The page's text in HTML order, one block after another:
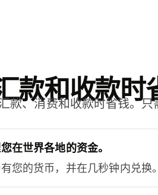
款和收款时
款、消费和收款时省钱。
在世界各地的资金。
您的货币，并在几秒钟内兑换